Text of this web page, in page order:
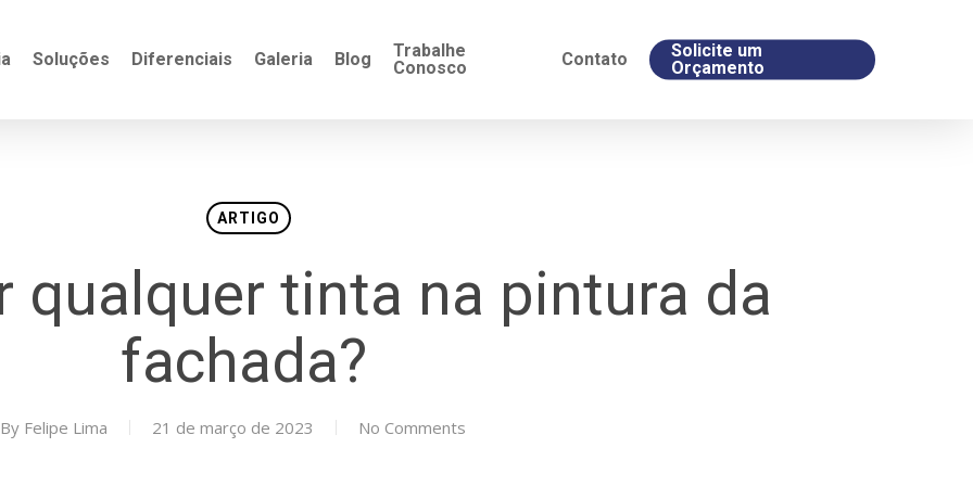
Soluções Diferenciais Galeria Blog
Trabalhe
Conosco
Contato
Solicite um
Orçamento
ARTIGO
qualquer tinta na pintura da
fachada?
By Felipe Lima 21 de março de 2023 No Comments